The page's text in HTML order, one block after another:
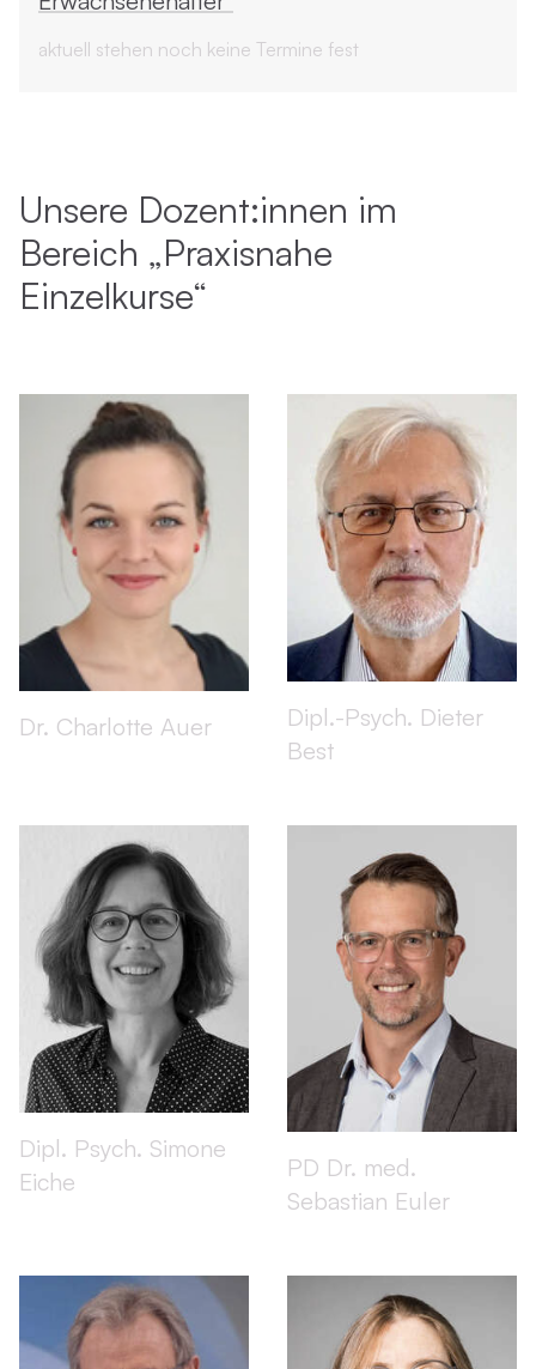
aktuell stehen noch keine Termine fest
Unsere Dozent:innen im
Bereich „Praxisnahe
Einzelkurse“
Dr. Charlotte Auer
Dipl.-Psych. Dieter
Best
Dipl. Psych. Simone
Eiche
PD Dr. med.
Sebastian Euler